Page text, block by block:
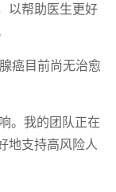
以帮助医生更好
癌目前尚无治愈
。我的团队正在
地支持高风险人